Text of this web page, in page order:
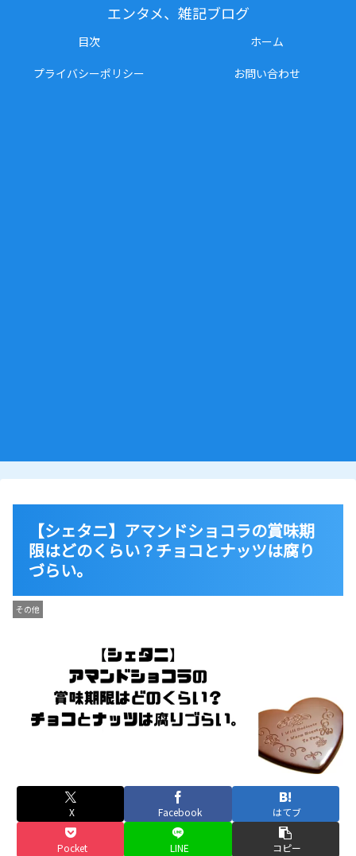
エンタメ、雑記ブログ
目次
ホーム
プライバシーポリシー
お問い合わせ
【シェタニ】アマンドショコラの賞味期
限はどのくらい？チョコとナッツは腐り
づらい。
その他
X Facebook はてブ
Pocket LINE コピー